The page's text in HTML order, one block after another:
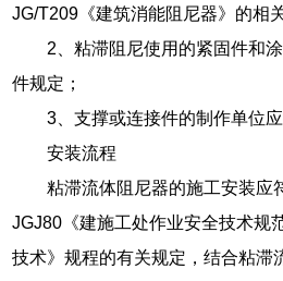
JG/T209《建筑消能阻尼器》的相
2、粘滞阻尼使用的紧固件和
件规定；
3、支撑或连接件的制作单位
安装流程
粘滞流体阻尼器的施工安装应
JGJ80《建施工处作业安全技术规
技术》规程的有关规定，结合粘滞